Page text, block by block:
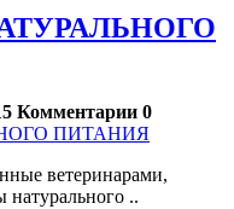
Комментарии 0
ветеринарами,
натурального ..